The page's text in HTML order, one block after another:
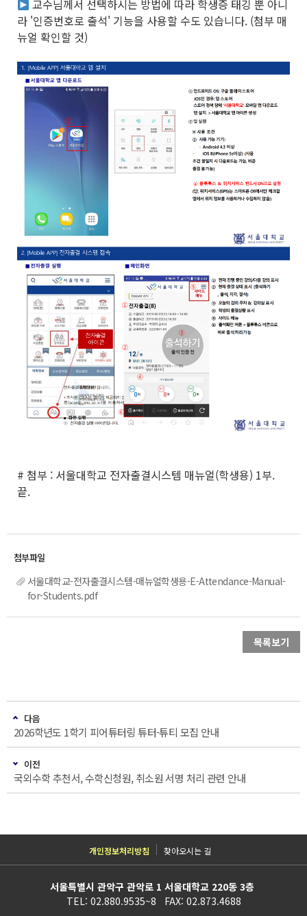
교수님께서 선택하시는 방법에 따라 학생증 태깅 뿐 아니
라 '인증번호로 출석' 기능을 사용할 수도 있습니다. (첨부 매
뉴얼 확인할 것)
# 첨부 : 서울대학교 전자출결시스템 매뉴얼(학생용) 1부.
끝.
서울대학교-전자출결시스템-매뉴얼학생용-E-Attendance-Manual-
for-Students.pdf
목록보기
다음
2026학년도 1학기 피어튜터링 튜터-튜티 모집 안내
이전
국외수학 추천서, 수학신청원, 취소원 서명 처리 관련 안내
개인정보처리방침 찾아오시는 길
서울특별시 관악구 관악로 1 서울대학교 220동 3층
TEL: 02.880.9535~8 FAX: 02.873.4688